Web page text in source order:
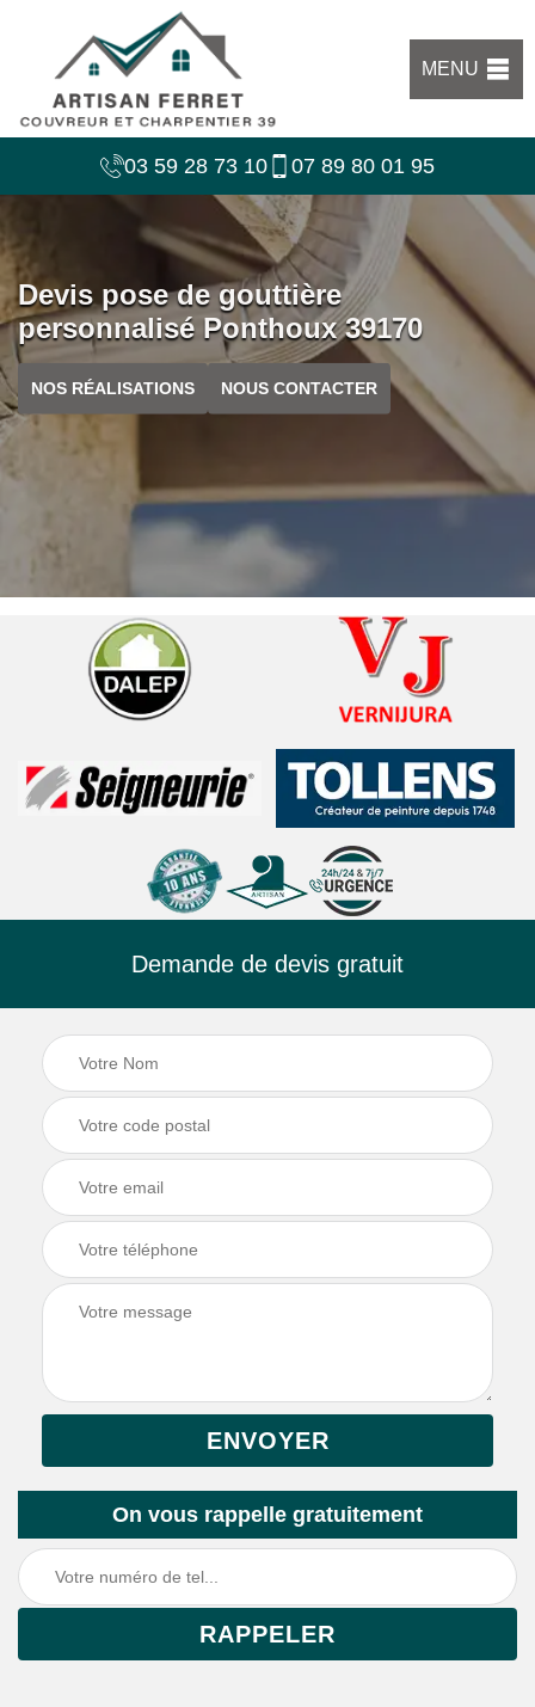
MENU
03 59 28 73 10 07 89 80 01 95
Devis pose de gouttière
personnalisé Ponthoux 39170
NOS RÉALISATIONS NOUS CONTACTER
Demande de devis gratuit
On vous rappelle gratuitement